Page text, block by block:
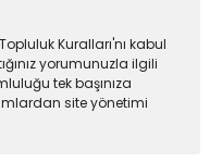
Kuralları'nı kabul
yorumunuzla ilgili
tek başınıza
site yönetimi